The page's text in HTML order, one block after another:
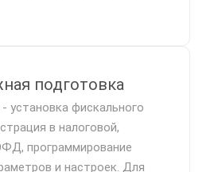
подготовка
установка фискального
в налоговой,
программирование
и настроек. Для